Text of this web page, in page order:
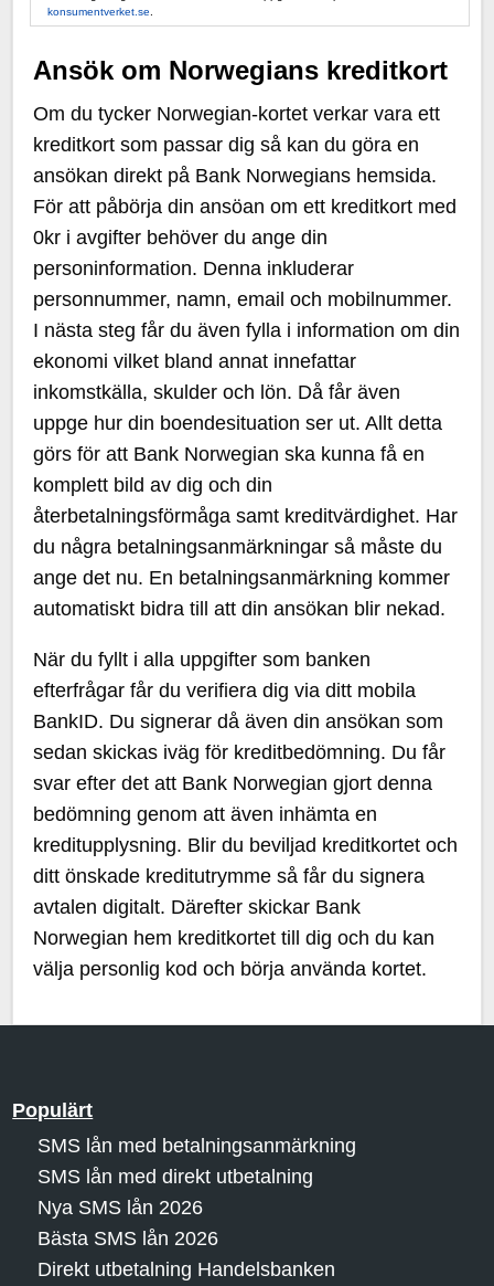
konsumentverket.se
Ansök om Norwegians kreditkort
Om du tycker Norwegian-kortet verkar vara ett
kreditkort som passar dig så kan du göra en
ansökan direkt på Bank Norwegians hemsida.
För att påbörja din ansöan om ett kreditkort med
0kr i avgifter behöver du ange din
personinformation. Denna inkluderar
personnummer, namn, email och mobilnummer.
I nästa steg får du även fylla i information om din
ekonomi vilket bland annat innefattar
inkomstkälla, skulder och lön. Då får även
uppge hur din boendesituation ser ut. Allt detta
görs för att Bank Norwegian ska kunna få en
komplett bild av dig och din
återbetalningsförmåga samt kreditvärdighet. Har
du några betalningsanmärkningar så måste du
ange det nu. En betalningsanmärkning kommer
automatiskt bidra till att din ansökan blir nekad.
När du fyllt i alla uppgifter som banken
efterfrågar får du verifiera dig via ditt mobila
BankID. Du signerar då även din ansökan som
sedan skickas iväg för kreditbedömning. Du får
svar efter det att Bank Norwegian gjort denna
bedömning genom att även inhämta en
kreditupplysning. Blir du beviljad kreditkortet och
ditt önskade kreditutrymme så får du signera
avtalen digitalt. Därefter skickar Bank
Norwegian hem kreditkortet till dig och du kan
välja personlig kod och börja använda kortet.
Populärt
SMS lån med betalningsanmärkning
SMS lån med direkt utbetalning
Nya SMS lån 2026
Bästa SMS lån 2026
Direkt utbetalning Handelsbanken